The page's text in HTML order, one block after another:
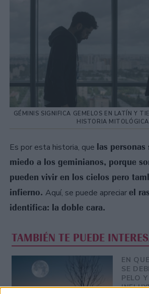
GÉMINIS SIGNIFICA GEMELOS EN LATÍN Y
HISTORIA MITOLÓGICA
Es por esta historia, que las
miedo a los geminianos, porque
pueden vivir en los cielos pero
infierno. Aquí, se puede apreciarel
identifica: la doble cara.
TAMBIÉN TE PUEDE
EN
SE
PELO